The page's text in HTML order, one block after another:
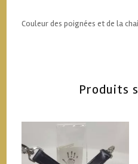
Couleur des poignées et de la
Produits